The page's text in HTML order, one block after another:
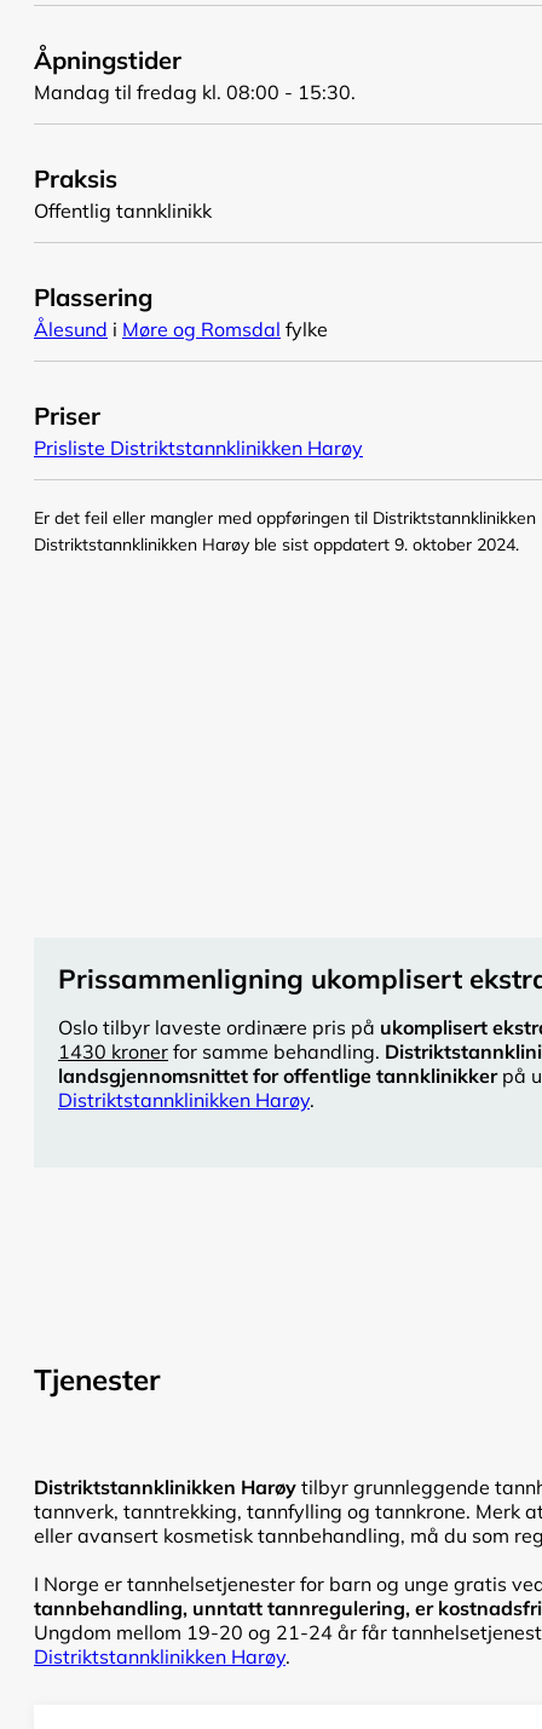
Åpningstider
Mandag til fredag kl. 08:00 - 15:30.
Praksis
Offentlig tannklinikk
Plassering
Ålesund i Møre og Romsdal fylke
Priser
Prisliste Distriktstannklinikken Harøy
Er det feil eller mangler med oppføringen til
Distriktstannklinikken Harøy ble sist oppdatert 9. oktober 2024.
Prissammenligning ukomplisert
Oslo tilbyr laveste ordinære pris på ukomplisert
1430 kroner for samme behandling.
landsgjennomsnittet for offentlige tannklinikkerpå
Distriktstannklinikken Harøy.
Tjenester
Distriktstannklinikken Harøy tilbyr grunnleggende
tannverk, tanntrekking, tannfylling og tannkrone. Merk
eller avansert kosmetisk tannbehandling, må du som
I Norge er tannhelsetjenester for barn og unge gratis
tannbehandling, unntatt tannregulering, er
Ungdom mellom 19-20 og 21-24 år får
Distriktstannklinikken Harøy.